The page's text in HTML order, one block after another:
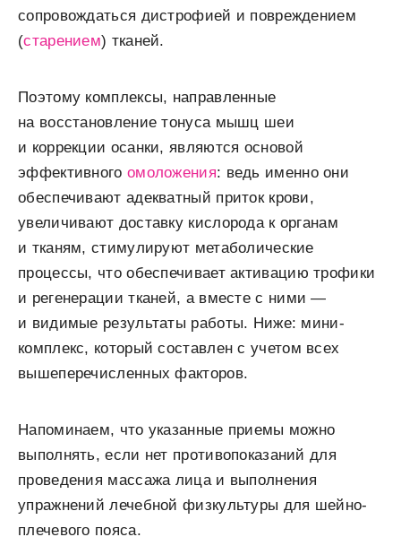
сопровождаться дистрофией и повреждением
(старением) тканей.
Поэтому комплексы, направленные
на восстановление тонуса мышц шеи
и коррекции осанки, являются основой
эффективного омоложения: ведь именно они
обеспечивают адекватный приток крови,
увеличивают доставку кислорода к органам
и тканям, стимулируют метаболические
процессы, что обеспечивает активацию трофики
и регенерации тканей, а вместе с ними —
и видимые результаты работы. Ниже: мини-
комплекс, который составлен с учетом всех
вышеперечисленных факторов.
Напоминаем, что указанные приемы можно
выполнять, если нет противопоказаний для
проведения массажа лица и выполнения
упражнений лечебной физкультуры для шейно-
плечевого пояса.